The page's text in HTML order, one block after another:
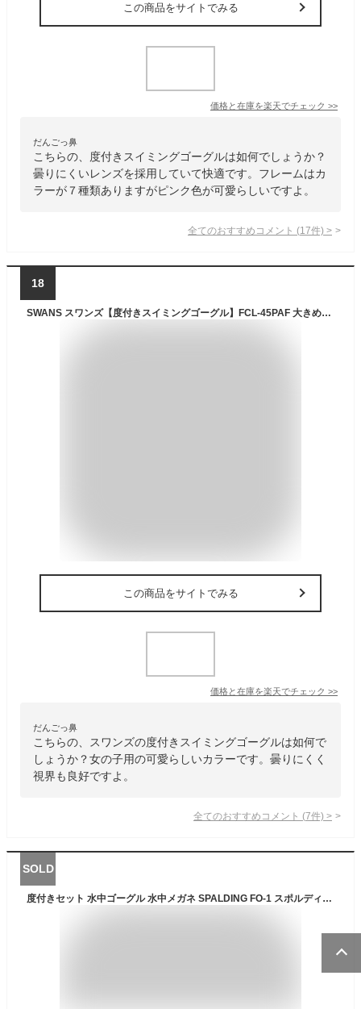
この商品をサイトでみる
価格と在庫を楽天でチェック >>
だんごっ鼻
こちらの、度付きスイミングゴーグルは如何でしょうか？
曇りにくいレンズを採用していて快適です。フレームはカ
ラーが７種類ありますがピンク色が可愛らしいですよ。
全てのおすすめコメント (17件) >
18
SWANS スワンズ【度付きスイミングゴーグル】FCL-45PAF 大きめレンズ フィットネス向け 大人用【アイウェア スポーツ アウトドア 水泳 ゴーグル 送料無料】
この商品をサイトでみる
価格と在庫を楽天でチェック >>
だんごっ鼻
こちらの、スワンズの度付きスイミングゴーグルは如何で
しょうか？女の子用の可愛らしいカラーです。曇りにくく
視界も良好ですよ。
全てのおすすめコメント (7件) >
SOLD
度付きセット 水中ゴーグル 水中メガネ SPALDING FO-1 スポルディング 水泳 スイミング スポーツ 度入 度あり キッズ ジュニア メンズ レディース 男性 女性 プール 学校 海水浴 紫外線 UVカット 水中ゴーグル スイムゴーグル 子供用 大人用 ジム SWANS フィットネス 小学生